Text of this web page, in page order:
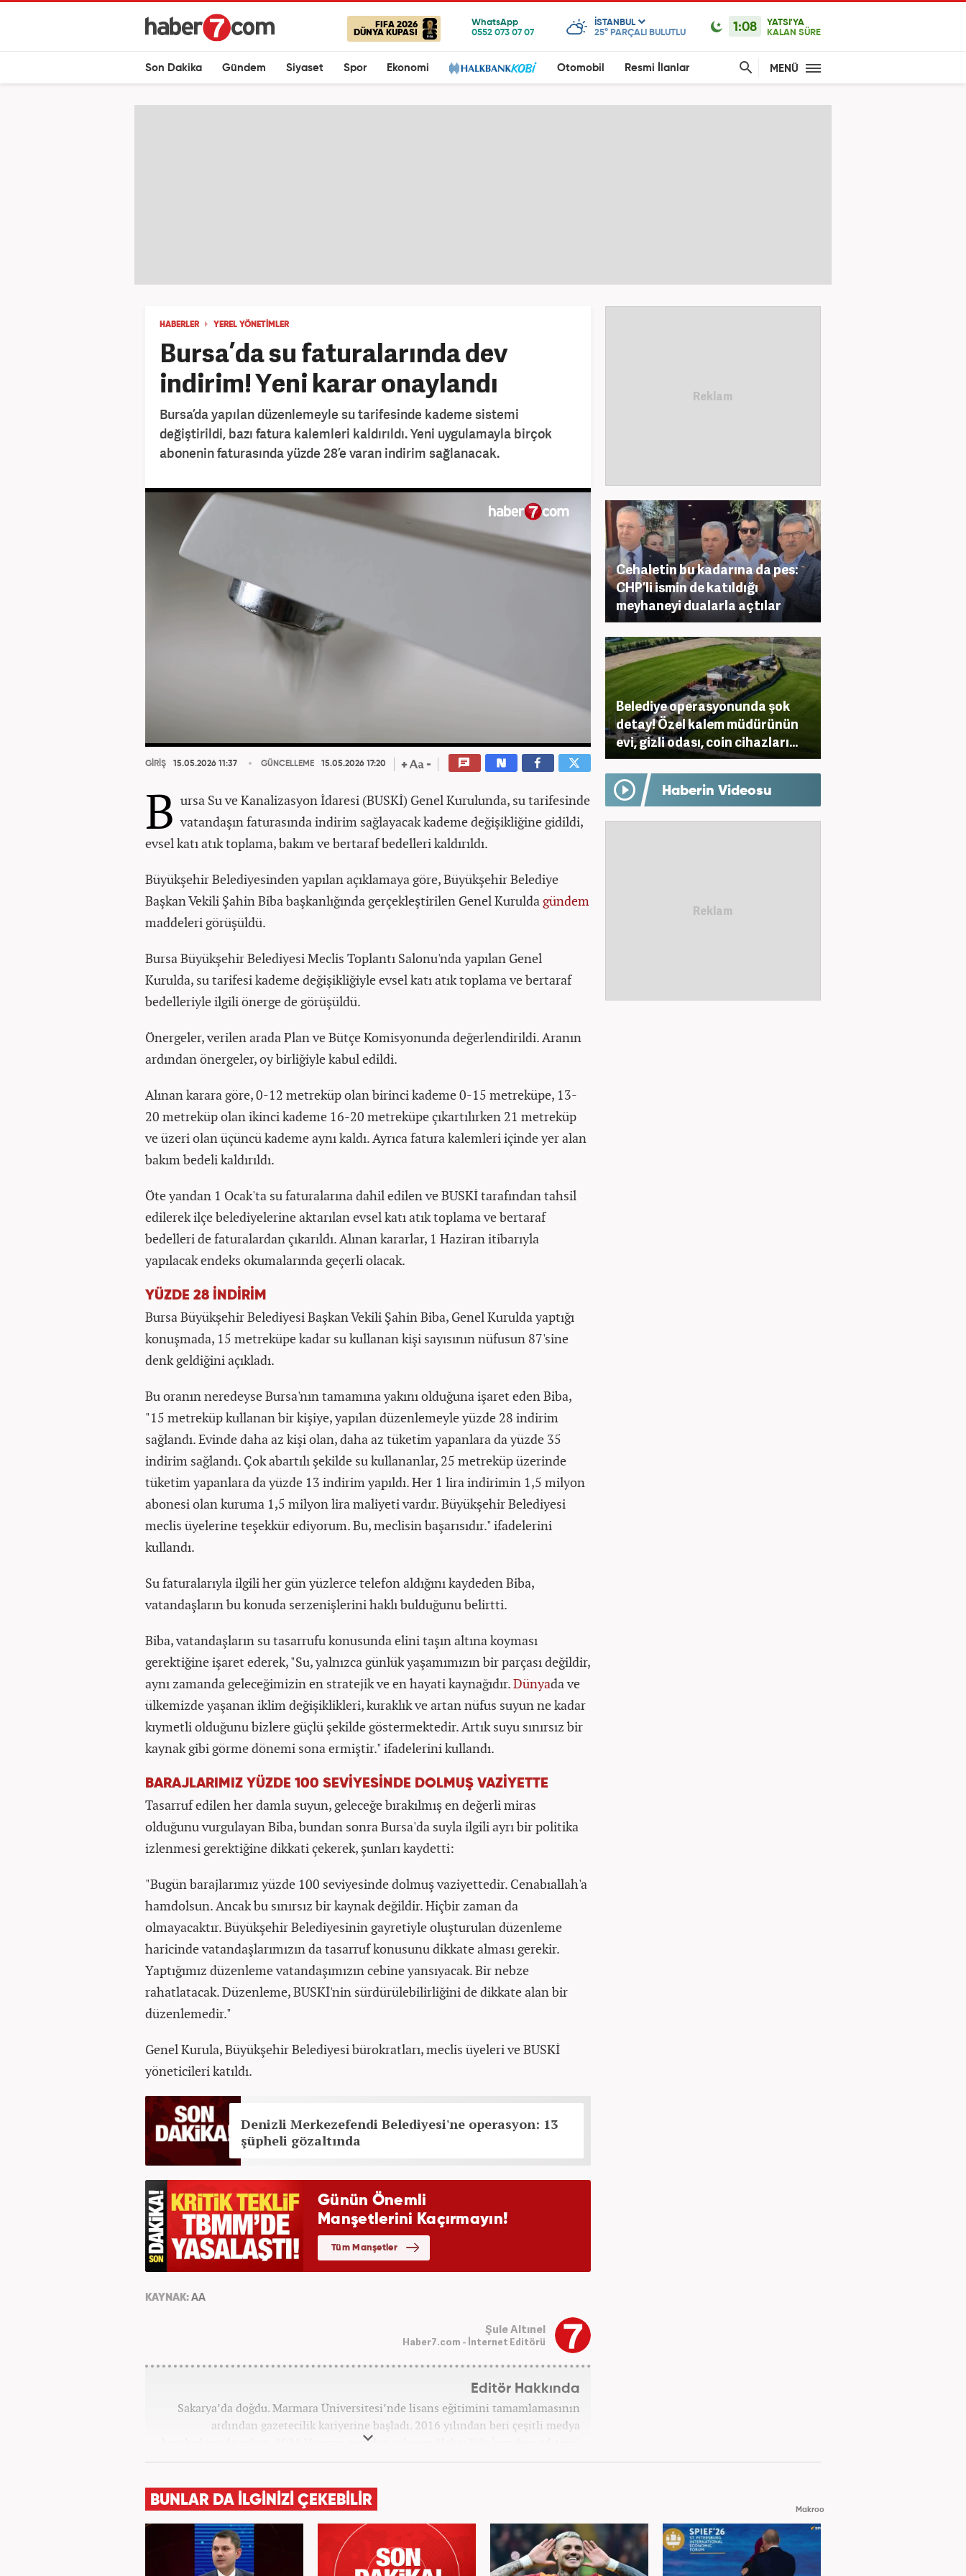
FIFA 2026
DÜNYA KUPASI
ISTANBUL
25° PARÇALI BULUTLU 1:08
YATSI'YA
KALAN SÜRE
Son Dakika Gündem Siyaset Spor Ekonomi Otomobil Resmi İlanlar MENÜ
HABERLER YEREL YÖNETIMLER
Bursa’da su faturalarında dev
indirim! Yeni karar onaylandı
Bursa’da yapılan düzenlemeyle su tarifesinde kademe sistemi
değiştirildi, bazı fatura kalemleri kaldırıldı. Yeni uygulamayla birçok
abonenin faturasında yüzde 28’e varan indirim sağlanacak.
GİRİŞ 15.05.2026 11:37 GÜNCELLEME 15.05.2026 17:20
B ursa Su ve Kanalizasyon İdaresi (BUSKİ) Genel Kurulunda, su tarifesinde
vatandaşın faturasında indirim sağlayacak kademe değişikliğine gidildi,
evsel katı atık toplama, bakım ve bertaraf bedelleri kaldırıldı.
Büyükşehir Belediyesinden yapılan açıklamaya göre, Büyükşehir Belediye
Başkan Vekili Şahin Biba başkanlığında gerçekleştirilen Genel Kurulda gündem
maddeleri görüşüldü.
Bursa Büyükşehir Belediyesi Meclis Toplantı Salonu'nda yapılan Genel
Kurulda, su tarifesi kademe değişikliğiyle evsel katı atık toplama ve bertaraf
bedelleriyle ilgili önerge de görüşüldü.
Önergeler, verilen arada Plan ve Bütçe Komisyonunda değerlendirildi. Aranın
ardından önergeler, oy birliğiyle kabul edildi.
Alınan karara göre, 0-12 metreküp olan birinci kademe 0-15 metreküpe, 13-
20 metreküp olan ikinci kademe 16-20 metreküpe çıkartılırken 21 metreküp
ve üzeri olan üçüncü kademe aynı kaldı. Ayrıca fatura kalemleri içinde yer alan
bakım bedeli kaldırıldı.
Öte yandan 1 Ocak'ta su faturalarına dahil edilen ve BUSKİ tarafından tahsil
edilerek ilçe belediyelerine aktarılan evsel katı atık toplama ve bertaraf
bedelleri de faturalardan çıkarıldı. Alınan kararlar, 1 Haziran itibarıyla
yapılacak endeks okumalarında geçerli olacak.
YÜZDE 28 İNDİRİM
Bursa Büyükşehir Belediyesi Başkan Vekili Şahin Biba, Genel Kurulda yaptığı
konuşmada, 15 metreküpe kadar su kullanan kişi sayısının nüfusun 87'sine
denk geldiğini açıkladı.
Bu oranın neredeyse Bursa'nın tamamına yakını olduğuna işaret eden Biba,
"15 metreküp kullanan bir kişiye, yapılan düzenlemeyle yüzde 28 indirim
sağlandı. Evinde daha az kişi olan, daha az tüketim yapanlara da yüzde 35
indirim sağlandı. Çok abartılı şekilde su kullananlar, 25 metreküp üzerinde
tüketim yapanlara da yüzde 13 indirim yapıldı. Her 1 lira indirimin 1,5 milyon
abonesi olan kuruma 1,5 milyon lira maliyeti vardır. Büyükşehir Belediyesi
meclis üyelerine teşekkür ediyorum. Bu, meclisin başarısıdır." ifadelerini
kullandı.
Su faturalarıyla ilgili her gün yüzlerce telefon aldığını kaydeden Biba,
vatandaşların bu konuda serzenişlerini haklı bulduğunu belirtti.
Biba, vatandaşların su tasarrufu konusunda elini taşın altına koyması
gerektiğine işaret ederek, "Su, yalnızca günlük yaşamımızın bir parçası değildir,
aynı zamanda geleceğimizin en stratejik ve en hayati kaynağıdır.Dünyada ve
ülkemizde yaşanan iklim değişiklikleri, kuraklık ve artan nüfus suyun ne kadar
kıymetli olduğunu bizlere güçlü şekilde göstermektedir. Artık suyu sınırsız bir
kaynak gibi görme dönemi sona ermiştir." ifadelerini kullandı.
BARAJLARIMIZ YÜZDE 100 SEVİYESİNDE DOLMUŞ VAZİYETTE
Tasarruf edilen her damla suyun, geleceğe bırakılmış en değerli miras
olduğunu vurgulayan Biba, bundan sonra Bursa'da suyla ilgili ayrı bir politika
izlenmesi gerektiğine dikkati çekerek, şunları kaydetti:
"Bugün barajlarımız yüzde 100 seviyesinde dolmuş vaziyettedir. Cenabıallah'a
hamdolsun. Ancak bu sınırsız bir kaynak değildir. Hiçbir zaman da
olmayacaktır. Büyükşehir Belediyesinin gayretiyle oluşturulan düzenleme
haricinde vatandaşlarımızın da tasarruf konusunu dikkate alması gerekir.
Yaptığımız düzenleme vatandaşımızın cebine yansıyacak. Bir nebze
rahatlatacak. Düzenleme, BUSKİ'nin sürdürülebilirliğini de dikkate alan bir
düzenlemedir."
Genel Kurula, Büyükşehir Belediyesi bürokratları, meclis üyeleri ve BUSKİ
yöneticileri katıldı.
Denizli Merkezefendi Belediyesi'ne operasyon: 13
şüpheli gözaltında
KAYNAK: AA
Şule Altınel
Haber7.com - İnternet Editörü
Editör Hakkında
Sakarya’da doğdu. Marmara Üniversitesi’nde lisans eğitimini tamamlamasının
ardından gazetecilik kariyerine başladı. 2016 yılından beri çeşitli medya
kuruluşlarında çalıştı. 2025 Haziran ayından itibaren Haber7’de ‘gündem editörü’
olarak kariyerini sürdürmekte.
Cehaletin bu kadarına da pes:
CHP’li ismin de katıldığı
meyhaneyi dualarla açtılar
Belediye operasyonunda şok
detay! Özel kalem müdürünün
evi, gizli odası, coin cihazları...
Haberin Videosu
BUNLAR DA İLGİNİZİ ÇEKEBİLİR
Makroo